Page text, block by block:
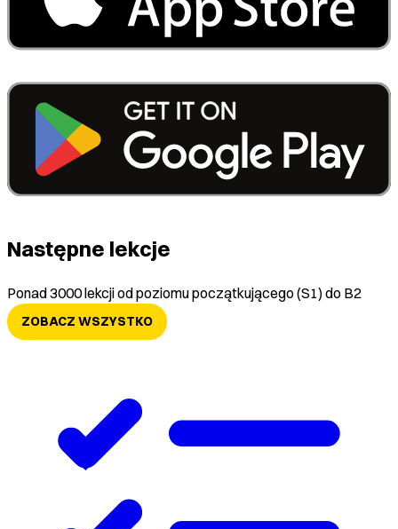
Następne lekcje
Ponad 3000 lekcji od poziomu początkującego (S1) do B2
ZOBACZ WSZYSTKO